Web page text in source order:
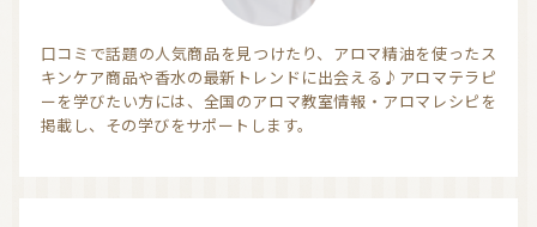
アロマサプリメント 基材 アロマ蒸留所への旅
口コミで話題の人気商品を見つけたり、アロマ精油を使ったス
キンケア商品や香水の最新トレンドに出会える♪アロマテラピ
ーを学びたい方には、全国のアロマ教室情報・アロマレシピを
掲載し、その学びをサポートします。